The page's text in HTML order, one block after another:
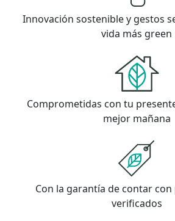
Innovación sostenible y gestos
vida más green
Comprometidas con tu
mejor mañana
Con la garantía de contar
verificados